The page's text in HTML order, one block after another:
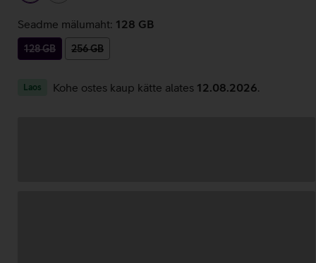
Seadme mälumaht: 128 GB
128 GB 256 GB
Laos Kohe ostes kaup kätte alates 12.08.2026